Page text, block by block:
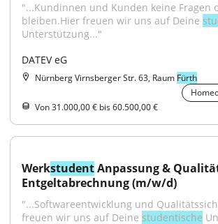
"...Kundinnen und Kunden keine Fragen
bleiben.Hier freuen wir uns auf Deine
Unterstützung..."
DATEV eG
Nürnberg Virnsberger Str. 63, Raum Fürth
Von 31.000,00 € bis 60.500,00 €
Werkstudent Anpassung &
Entgeltabrechnung (m/w/d)
"...Softwareentwicklung und
freuen wir uns auf Deine studentische